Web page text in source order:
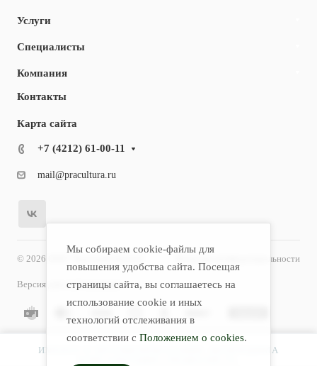
Услуги
Специалисты
Компания
Контакты
Карта сайта
+7 (4212) 61-00-11
mail@pracultura.ru
© 2026 ООО "Хороший Доктор" Политика конфиденциальности
Версия для слабовидящих
ИМЕЮТСЯ ПРОТИВОПОКАЗАНИЯ. НЕОБХОДИМА
Мы собираем cookie-файлы для
повышения удобства сайта. Посещая
страницы сайта, вы соглашаетесь на
использование cookie и иных
технологий отслеживания в
соответствии с Положением о cookies.